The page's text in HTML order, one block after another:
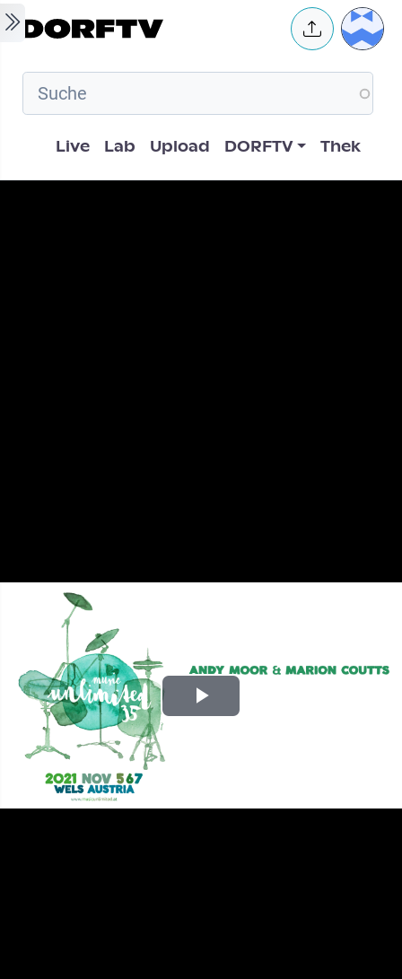
Skip to main content User
Hauptnavigation
Live Lab Upload DORFTV Thek
Play